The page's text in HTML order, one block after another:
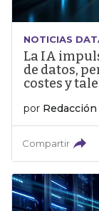
NOTICIAS
La IA
de datos,
costes y
por
Compartir